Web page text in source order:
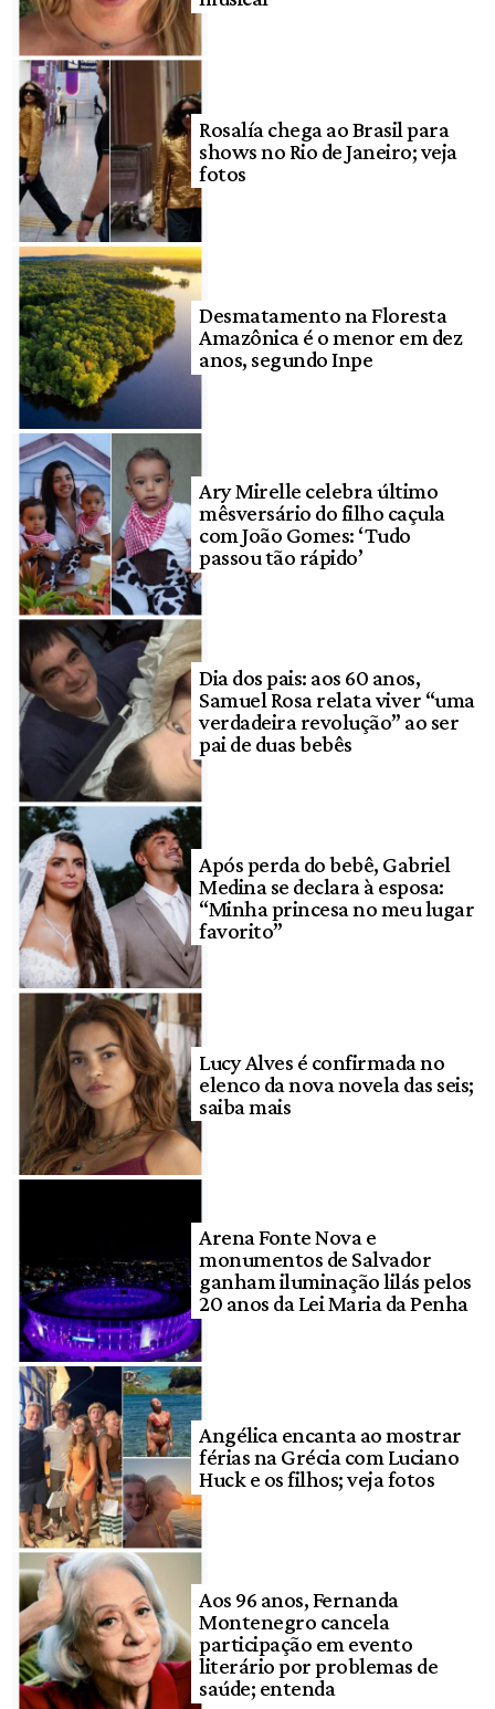
Rosalía chega ao Brasil para
shows no Rio de Janeiro; veja
fotos
Desmatamento na Floresta
Amazônica é o menor em dez
anos, segundo Inpe
Ary Mirelle celebra último
mêsversário do filho caçula
com João Gomes: ‘Tudo
passou tão rápido’
Dia dos pais: aos 60 anos,
Samuel Rosa relata viver “uma
verdadeira revolução” ao ser
pai de duas bebês
Após perda do bebê, Gabriel
Medina se declara à esposa:
“Minha princesa no meu lugar
favorito”
Lucy Alves é confirmada no
elenco da nova novela das seis;
saiba mais
Arena Fonte Nova e
monumentos de Salvador
ganham iluminação lilás pelos
20 anos da Lei Maria da Penha
Angélica encanta ao mostrar
férias na Grécia com Luciano
Huck e os filhos; veja fotos
Aos 96 anos, Fernanda
Montenegro cancela
participação em evento
literário por problemas de
saúde; entenda